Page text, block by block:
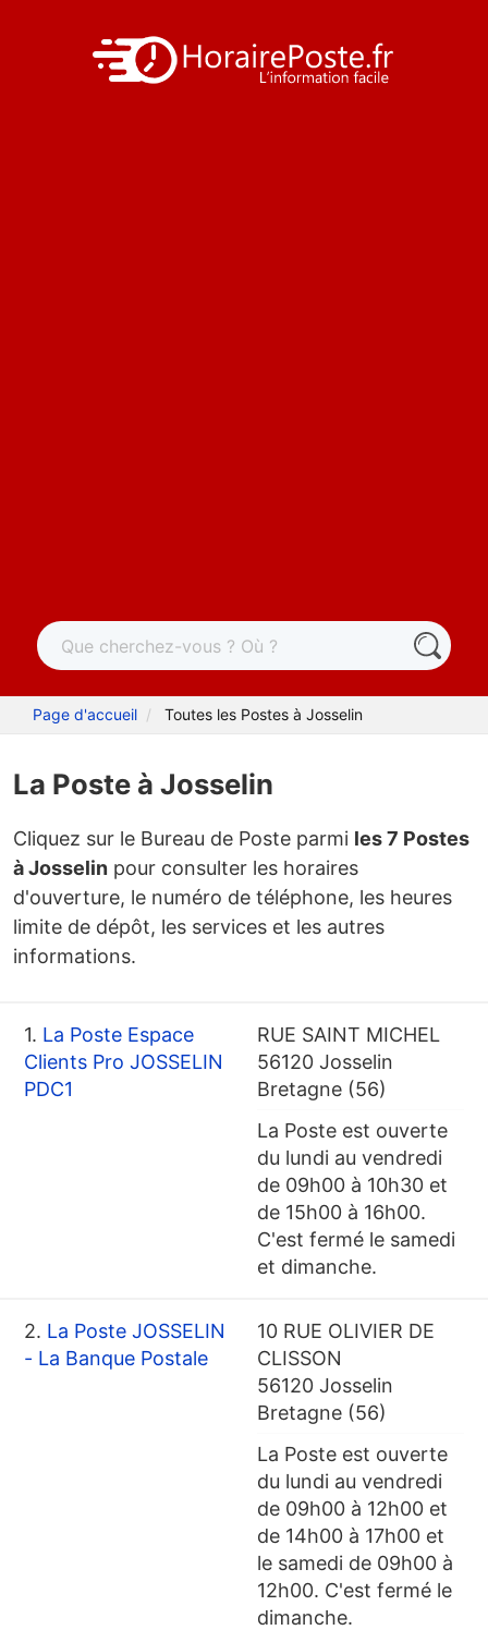
Page d'accueil Toutes les Postes à Josselin
La Poste à Josselin
Cliquez sur le Bureau de Poste parmi les 7 Postes
à Josselin pour consulter les horaires
d'ouverture, le numéro de téléphone, les heures
limite de dépôt, les services et les autres
informations.
1. La Poste Espace
Clients Pro JOSSELIN
PDC1
RUE SAINT MICHEL
56120 Josselin
Bretagne (56)
La Poste est ouverte
du lundi au vendredi
de 09h00 à 10h30 et
de 15h00 à 16h00.
C'est fermé le samedi
et dimanche.
2. La Poste JOSSELIN
- La Banque Postale
10 RUE OLIVIER DE
CLISSON
56120 Josselin
Bretagne (56)
La Poste est ouverte
du lundi au vendredi
de 09h00 à 12h00 et
de 14h00 à 17h00 et
le samedi de 09h00 à
12h00. C'est fermé le
dimanche.